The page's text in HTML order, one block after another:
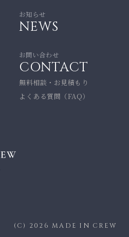
お知らせ
NEWS
お問い合わせ
CONTACT
無料相談・お見積もり
よくある質問（FAQ）
(C) 2026 MADE IN CREW